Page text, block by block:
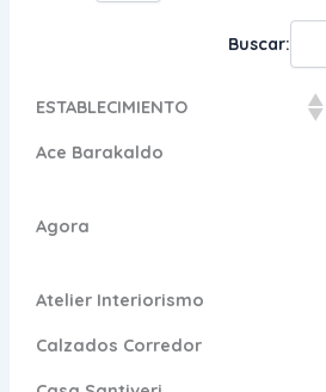
Buscar:
ESTABLECIMIENTO
Ace Barakaldo
Agora
Atelier Interiorismo
Calzados Corredor